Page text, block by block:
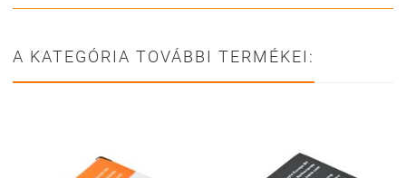
A KATEGÓRIA TOVÁBBI TERMÉKEI: